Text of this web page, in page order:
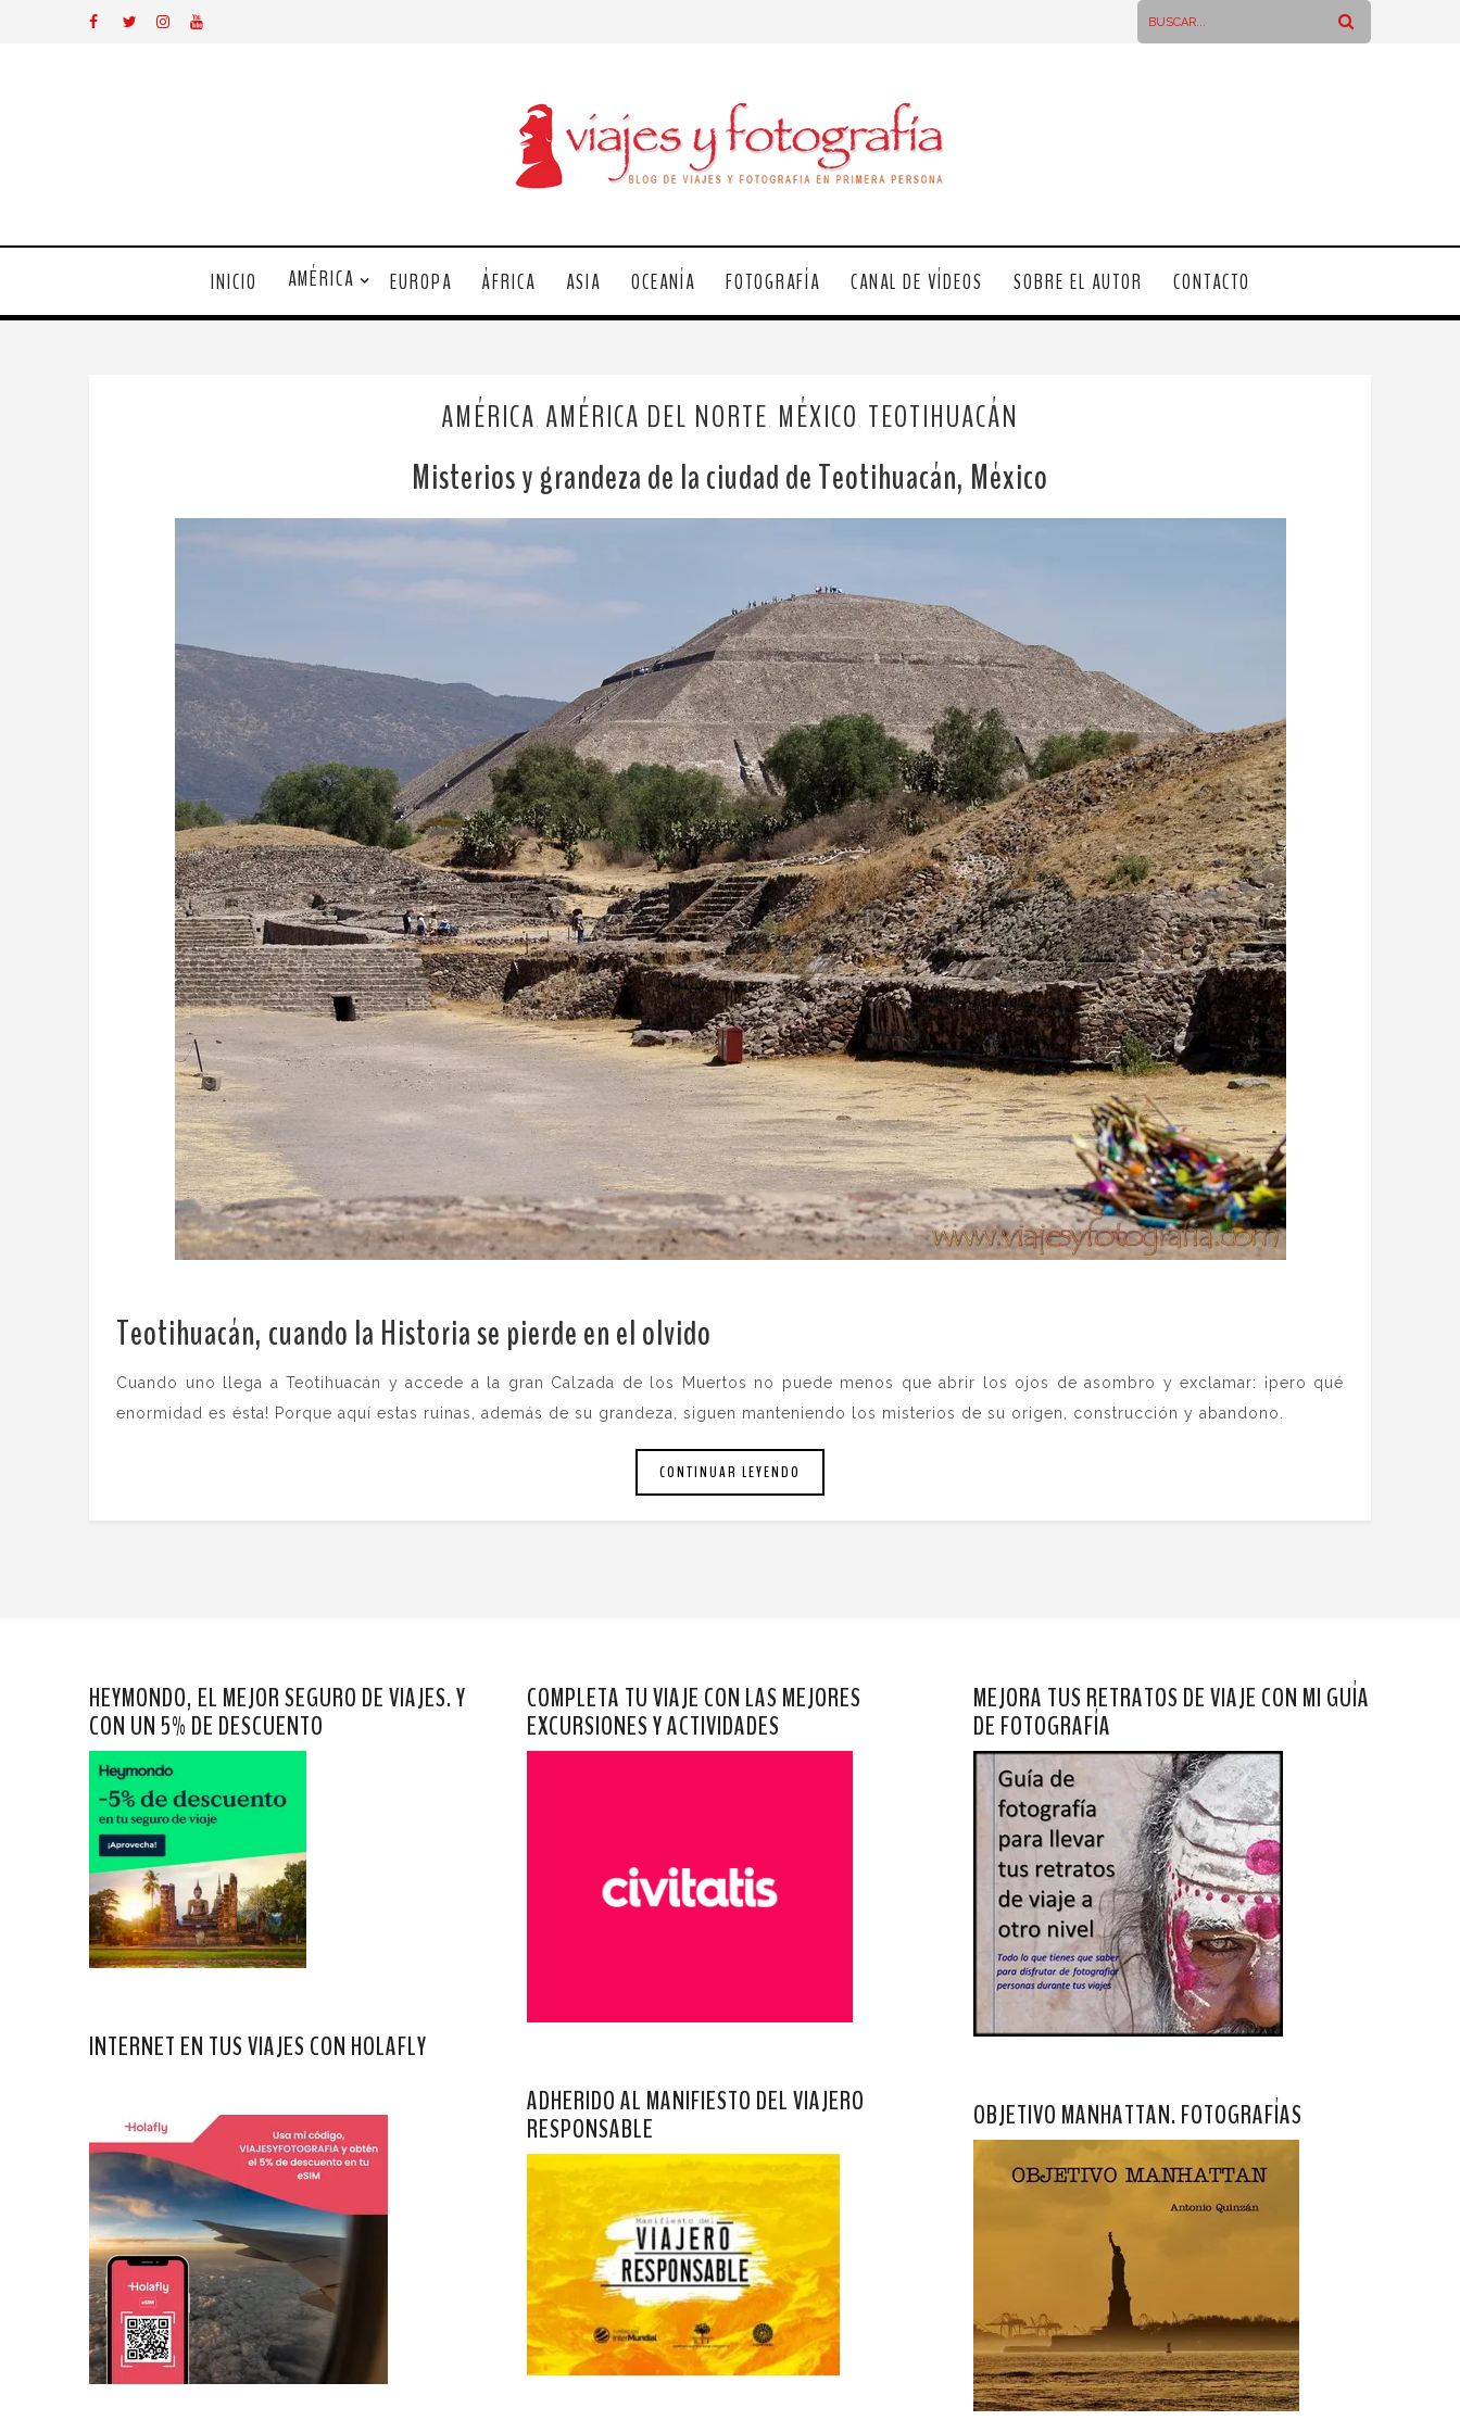
INICIO AMÉRICA EUROPA ÁFRICA ASIA OCEANÍA FOTOGRAFÍA CANAL DE VÍDEOS SOBRE EL AUTOR CONTACTO
AMÉRICA AMÉRICA DEL NORTE MÉXICO TEOTIHUACÁN
Misterios y grandeza de la ciudad de Teotihuacán, México
Teotihuacán, cuando la Historia se pierde en el olvido
Cuando uno llega a Teotihuacán y accede a la gran Calzada de los Muertos no puede menos que abrir los ojos de asombro y exclamar: ¡pero qué
enormidad es ésta! Porque aquí estas ruinas, además de su grandeza, siguen manteniendo los misterios de su origen, construcción y abandono.
CONTINUAR LEYENDO
HEYMONDO, EL MEJOR SEGURO DE VIAJES. Y
CON UN 5% DE DESCUENTO
INTERNET EN TUS VIAJES CON HOLAFLY
COMPLETA TU VIAJE CON LAS MEJORES
EXCURSIONES Y ACTIVIDADES
ADHERIDO AL MANIFIESTO DEL VIAJERO
RESPONSABLE
MEJORA TUS RETRATOS DE VIAJE CON MI GUÍA
DE FOTOGRAFÍA
OBJETIVO MANHATTAN. FOTOGRAFÍAS